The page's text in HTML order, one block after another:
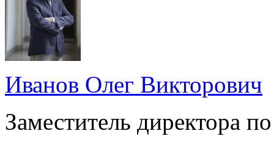
Иванов Олег Викторович
Заместитель директора